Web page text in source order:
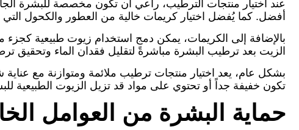
عند اختيار منتجات الترطيب، راعي أن تكون مخصصة للبشرة
أفضل. كما يُفضل اختيار كريمات خالية من العطور والكحول
بالإضافة إلى الكريمات، يمكن دمج استخدام زيوت طبيعية
الزيت بعد ترطيب البشرة مباشرةً لتقليل فقدان الماء وتحقيق
بشكل عام، يعد اختيار منتجات ترطيب ملائمة ومتوازنة مع
تكون خفيفة جداً أو تحتوي على مواد قد تزيل الزيوت
حماية البشرة من العوامل